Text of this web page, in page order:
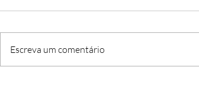
Escreva um comentário